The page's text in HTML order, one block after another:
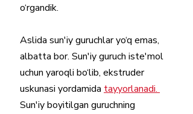
o‘rgandik.
Aslida sun'iy guruchlar yo‘q emas,
albatta bor. Sun'iy guruch iste'mol
uchun yaroqli bo‘lib, ekstruder
uskunasi yordamida tayyorlanadi.
Sun'iy boyitilgan guruchning